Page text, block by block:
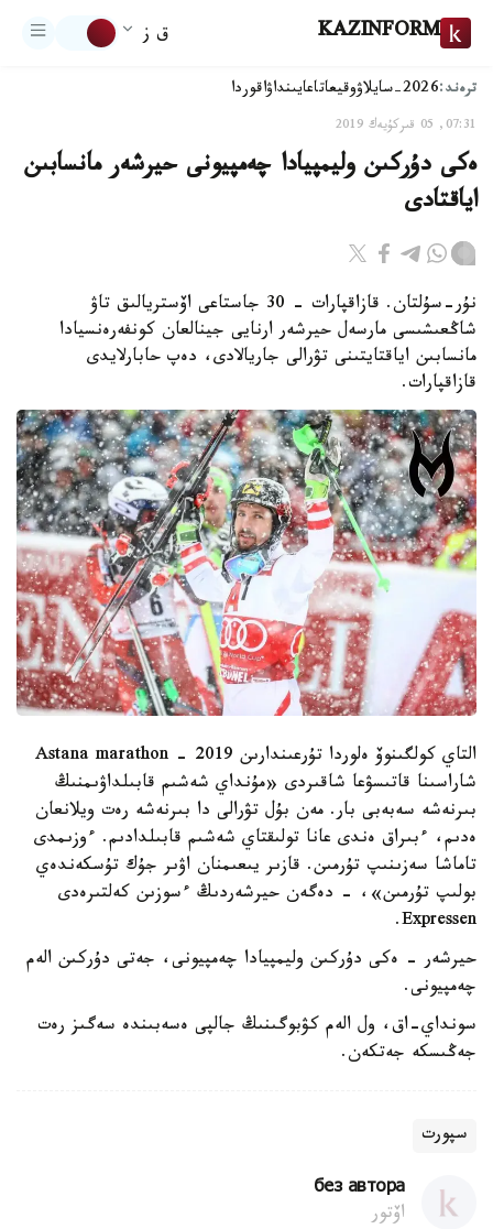
KAZINFORM ق ز
ترەند:2026-سايلاۋ وقيعاتاعايىنداۋاقوردا
07:31, 05 قىركۇيەك 2019
ەكى دۇركىن وليمپيادا چەمپيونى حيرشەر مانسابىن
اياقتادى
نۇر-سۇلتان. قازاقپارات - 30 جاستاعى اۆستريالىق تاۋ
شاڭعىشىسى مارسەل حيرشەر ارنايى جينالعان كونفەرەنسيادا
مانسابىن اياقتايتىنى تۋرالى جاريالادى، دەپ حابارلايدى
قازاقپارات.
التاي كولگىنوۆ ەلوردا تۇرعىندارىن Astana marathon - 2019
شاراسىنا قاتىسۋعا شاقىردى «مۇنداي شەشىم قابىلداۋىمنىڭ
بىرنەشە سەبەبى بار. مەن بۇل تۋرالى دا بىرنەشە رەت ويلانعان
ەدىم، ءبىراق ەندى عانا تولىقتاي شەشىم قابىلدادىم. ءوزىمدى
تاماشا سەزىنىپ تۇرمىن. قازىر يىعىمنان اۋىر جۇك تۇسكەندەي
بولىپ تۇرمىن»، - دەگەن حيرشەردىڭ ءسوزىن كەلتىرەدى
Expressen.
حيرشەر - ەكى دۇركىن وليمپيادا چەمپيونى، جەتى دۇركىن الەم
چەمپيونى.
سونداي-اق، ول الەم كۋبوگىنىڭ جالپى ەسەبىندە سەگىز رەت
جەڭىسكە جەتكەن.
سپورت
без автора
اۆتور